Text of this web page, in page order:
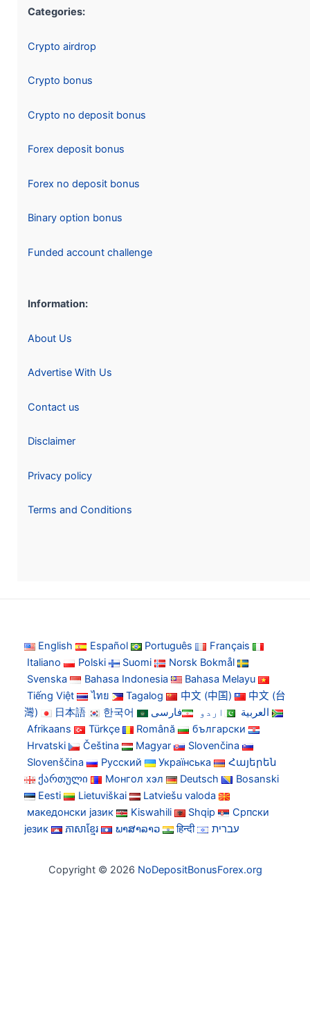
Categories:
Crypto airdrop
Crypto bonus
Crypto no deposit bonus
Forex deposit bonus
Forex no deposit bonus
Binary option bonus
Funded account challenge
Information:
About Us
Advertise With Us
Contact us
Disclaimer
Privacy policy
Terms and Conditions
English Español Português
Français
Italiano
Polski Suomi
Norsk Bokmål
Svenska
Bahasa Indonesia
Bahasa Melayu
Tiếng Việt
ไทย Tagalog 中文 (中国)
中文 (台
灣)
日本語 한국어 العربية اردو
فارسی
Afrikaans
Türkçe Română
български
Hrvatski
Čeština Magyar
Slovenčina
Slovenščina
Русский Українська
Հայերեն
ქართული
Монгол хэл Deutsch
Bosanski
Eesti
Lietuviškai
Latviešu valoda
македонски јазик
Kiswahili Shqip
Српски
језик
ភាសាខ្មែរ ພາສາລາວ हिन्दी עברית
Copyright © 2026 NoDepositBonusForex.org